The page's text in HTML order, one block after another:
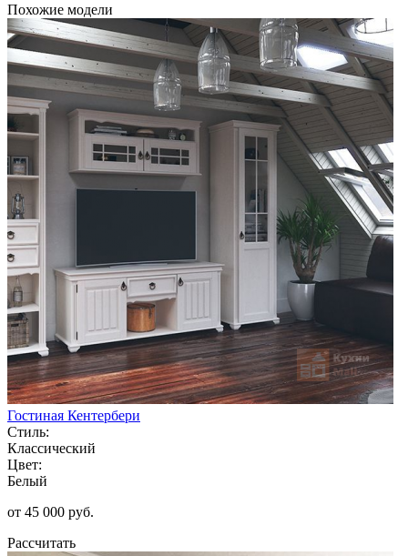
Похожие модели
Гостиная Кентербери
Стиль:
Классический
Цвет:
Белый
от 45 000 руб.
Рассчитать